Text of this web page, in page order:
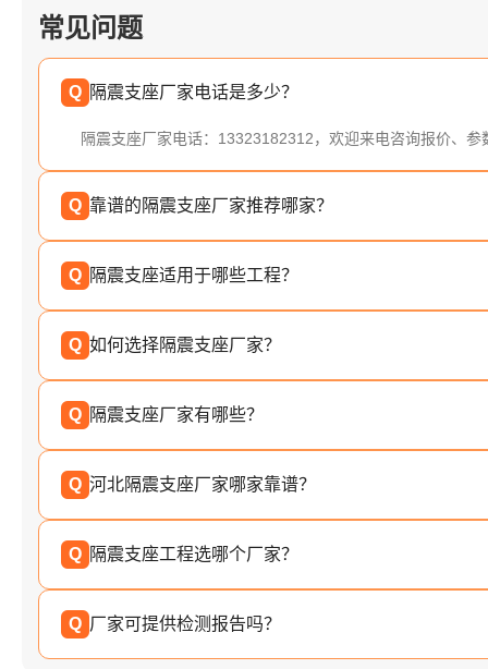
常见问题
Q 隔震支座厂家电话是多少？
隔震支座厂家电话：13323182312，欢迎来电咨询报价、参
Q 靠谱的隔震支座厂家推荐哪家？
Q 隔震支座适用于哪些工程？
Q 如何选择隔震支座厂家？
Q 隔震支座厂家有哪些？
Q 河北隔震支座厂家哪家靠谱？
Q 隔震支座工程选哪个厂家？
Q 厂家可提供检测报告吗？